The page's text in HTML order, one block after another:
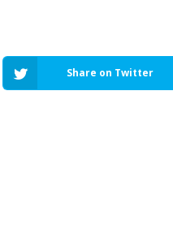
Share on Twitter